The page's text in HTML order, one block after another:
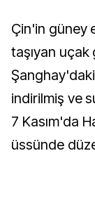
Çin'in güney
taşıyan uçak
indirilmiş ve
7 Kasım'da
üssünde